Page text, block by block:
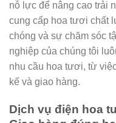
nỗ lực để nâng cao trải
cung cấp hoa tươi chất
chóng và sự chăm sóc
nghiệp của chúng tôi
nhu cầu hoa tươi, từ
kế và giao hàng.
Dịch vụ điện hoa